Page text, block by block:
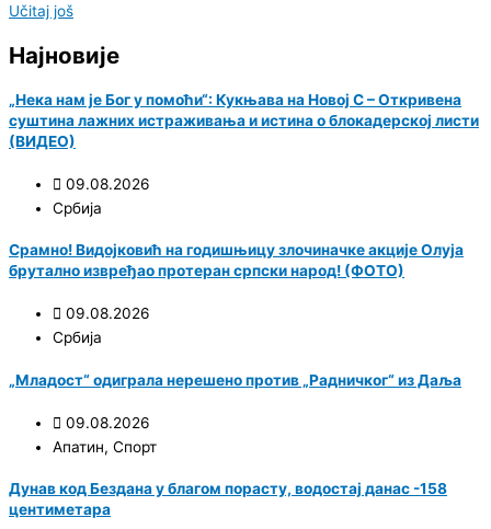
Učitaj još
Најновије
„Нека нам је Бог у помоћи“: Кукњава на Новој С – Откривена
суштина лажних истраживања и истина о блокадерској листи
(ВИДЕО)
09.08.2026
Србија
Срамно! Видојковић на годишњицу злочиначке акције Олуја
брутално извређао протеран српски народ! (ФОТО)
09.08.2026
Србија
„Младост“ одиграла нерешено против „Радничког“ из Даља
09.08.2026
Апатин, Спорт
Дунав код Бездана у благом порасту, водостај данас -158
центиметара